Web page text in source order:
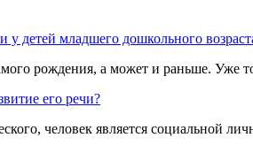
у детей младшего дошкольного
рождения, а может и раньше. Уже
его речи?
человек является социальной